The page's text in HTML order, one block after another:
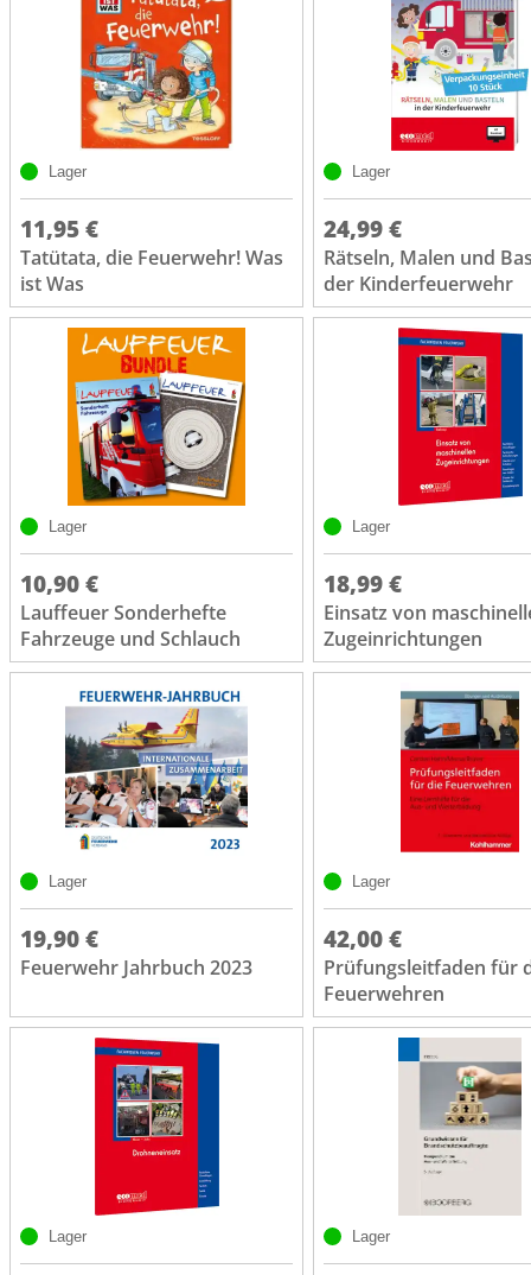
Lager
11,95 €
Tatütata, die Feuerwehr! Was
ist Was
Lager
24,99 €
Rätseln, Malen und
der Kinderfeuerwehr
Lager
10,90 €
Lauffeuer Sonderhefte
Fahrzeuge und Schlauch
Lager
18,99 €
Einsatz von
Zugeinrichtungen
Lager
19,90 €
Feuerwehr Jahrbuch 2023
Lager
42,00 €
Prüfungsleitfaden für
Feuerwehren
Lager Lager